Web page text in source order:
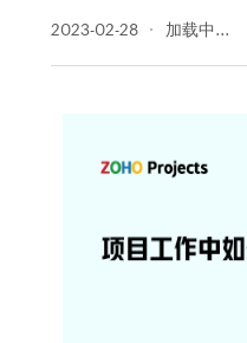
2023-02-28 507 阅读量